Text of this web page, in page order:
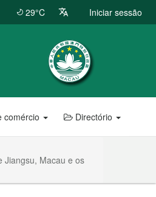
29°C Iniciar sessão
comércio Directório
Jiangsu, Macau e os